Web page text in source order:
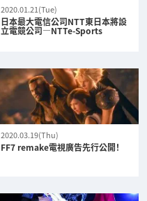
2020.01.21(Tue)
日本最大電信公司NTT東日本將設
立電競公司—NTTe-Sports
2020.03.19(Thu)
FF7 remake電視廣告先行公開！